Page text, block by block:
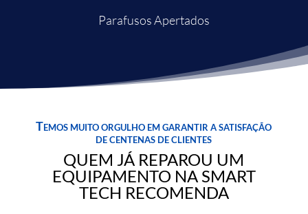
Parafusos Apertados
Temos muito orgulho em garantir a satisfação
de centenas de clientes
QUEM JÁ REPAROU UM
EQUIPAMENTO NA SMART
TECH RECOMENDA